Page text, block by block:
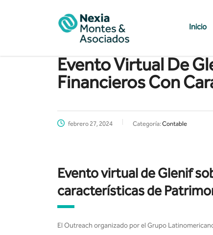
Inicio
Evento Virtual De
Financieros Con
febrero 27, 2024 Categoría: Contable
Evento virtual de Glenif
características de
El Outreach organizado por el Grupo